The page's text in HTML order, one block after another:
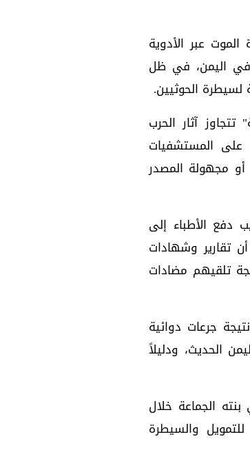
عبر الأدوية
في اليمن، في ظل
لسيطرة الحوثيين.
آثار الحرب
على المستشفيات
أو مجهولة المصدر
دفع الأطباء إلى
تقارير وشهادات
تلقيهم مضادات
جرعات دوائية
الحديث، ودليلاً
الجماعة خلال
والسيطرة